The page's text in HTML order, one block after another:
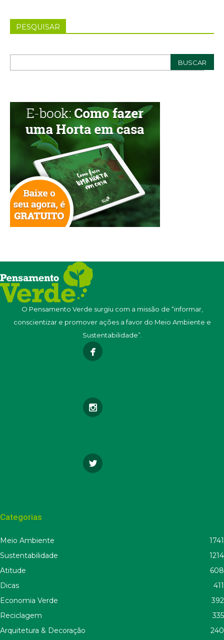
PESQUISAR
O Pensamento Verde surgiu com a missão de “informar,
conscientizar e promover ações a favor do Meio Ambiente e
Sustentabilidade”.
Categorias
Meio Ambiente
1741
Sustentabilidade
1214
Atitude
608
Dicas
411
Economia Verde
392
Reciclagem
335
Arquitetura & Decoração
240